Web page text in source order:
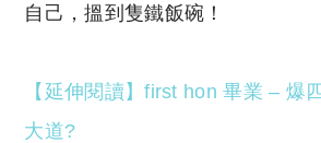
自己，搵到隻鐵飯碗！
【延伸閱讀】first hon 畢業 – 爆
大道?